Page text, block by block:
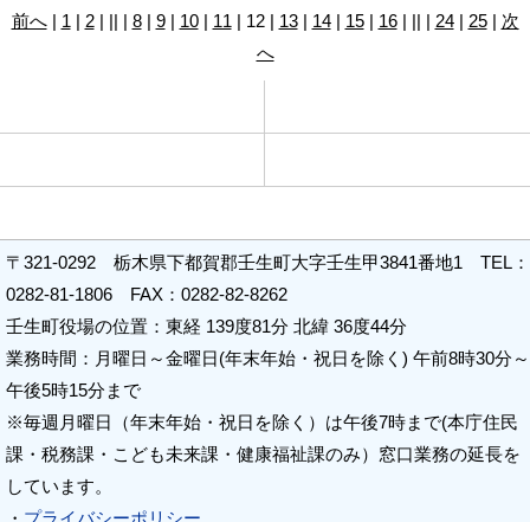
前へ| 1 | 2| || | 8| 9| 10| 11 | 12| 13| 14| 15| 16| || | 24| 25| 次
へ
〒321-0292 栃木県下都賀郡壬生町大字壬生甲3841番地1 TEL：
0282-81-1806 FAX：0282-82-8262
壬生町役場の位置：東経 139度81分 北緯 36度44分
業務時間：月曜日～金曜日(年末年始・祝日を除く) 午前8時30分～
午後5時15分まで
※毎週月曜日（年末年始・祝日を除く）は午後7時まで(本庁住民
課・税務課・こども未来課・健康福祉課のみ）窓口業務の延長を
しています。
・ プライバシーポリシー